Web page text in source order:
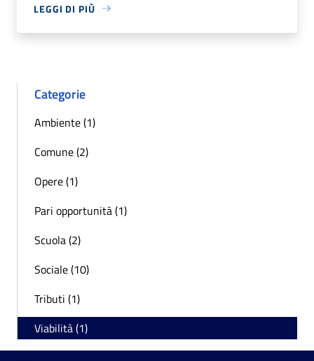
LEGGI DI PIÙ
Categorie
Ambiente (1)
Comune (2)
Opere (1)
Pari opportunità (1)
Scuola (2)
Sociale (10)
Tributi (1)
Viabilità (1)